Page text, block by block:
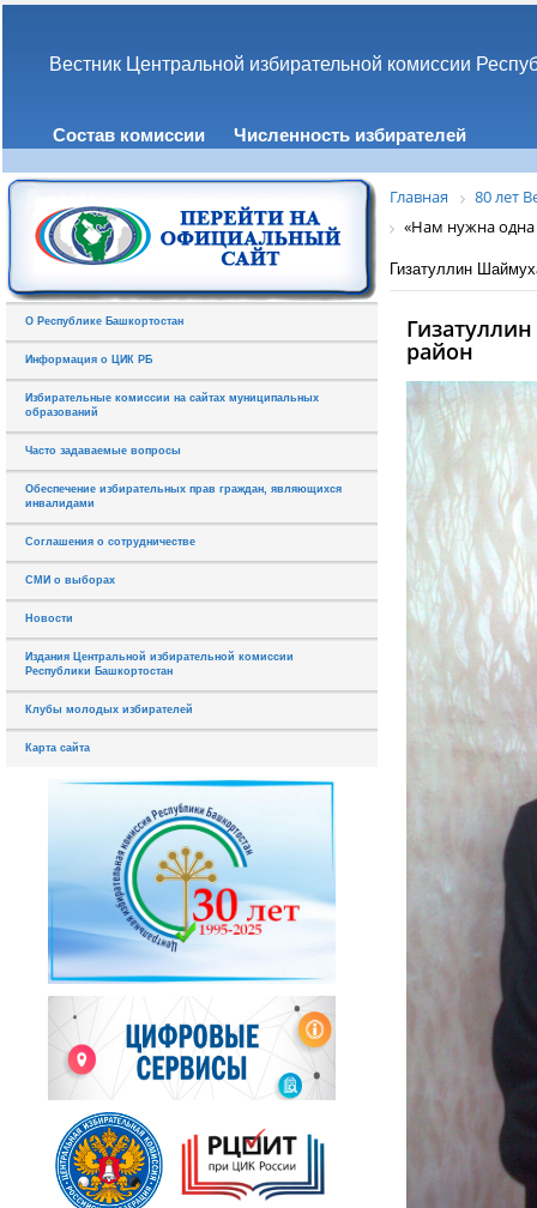
Вестник Центральной избирательной комиссии
Состав комиссии Численность избирателей
О Республике Башкортостан
Информация о ЦИК РБ
Избирательные комиссии на сайтах муниципальных
образований
Часто задаваемые вопросы
Обеспечение избирательных прав граждан, являющихся
инвалидами
Соглашения о сотрудничестве
СМИ о выборах
Новости
Издания Центральной избирательной комиссии
Республики Башкортостан
Клубы молодых избирателей
Карта сайта
Главная
80 лет
«Нам нужна одна
Гизатуллин
район